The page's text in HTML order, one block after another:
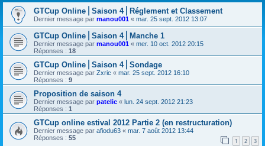
GTCup Online⎪Saison 4⎪Réglement et Classement
Dernier message par manou001 « mar. 25 sept. 2012 13:07
GTCup Online⎪Saison 4⎪Manche 1
Dernier message par manou001 « mer. 10 oct. 2012 20:15
Réponses : 18
GTCup Online⎪Saison 4⎪Sondage
Dernier message par Zxric « mar. 25 sept. 2012 16:10
Réponses : 9
Proposition de saison 4
Dernier message par patelic « lun. 24 sept. 2012 21:23
Réponses : 1
GTCup online estival 2012 Partie 2 (en restructuration)
Dernier message par afiodu63 « mar. 7 août 2012 13:44
Réponses : 55 1 2 3